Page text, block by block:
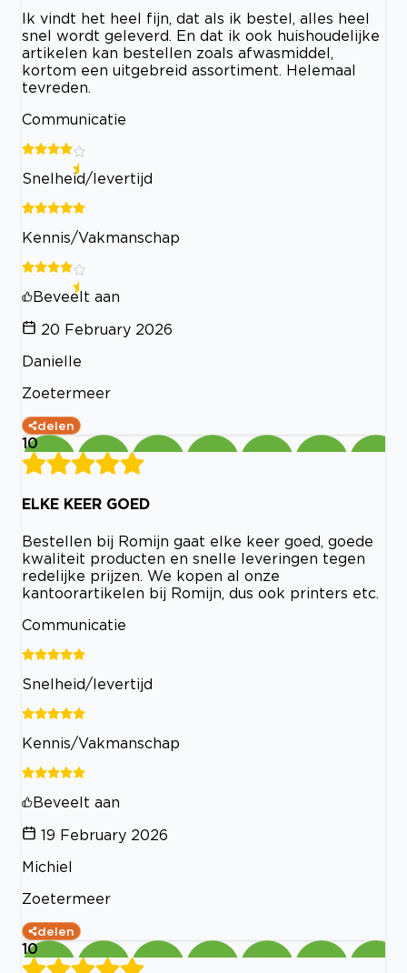
Ik vindt het heel fijn, dat als ik bestel, alles heel
snel wordt geleverd. En dat ik ook huishoudelijke
artikelen kan bestellen zoals afwasmiddel,
kortom een uitgebreid assortiment. Helemaal
tevreden.
Communicatie
Snelheid/levertijd
Kennis/Vakmanschap
Beveelt aan
20 February 2026
Danielle
Zoetermeer
delen
10
ELKE KEER GOED
Bestellen bij Romijn gaat elke keer goed, goede
kwaliteit producten en snelle leveringen tegen
redelijke prijzen. We kopen al onze
kantoorartikelen bij Romijn, dus ook printers etc.
Communicatie
Snelheid/levertijd
Kennis/Vakmanschap
Beveelt aan
19 February 2026
Michiel
Zoetermeer
delen
10